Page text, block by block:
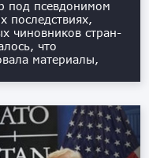
под псевдонимом
последствиях,
чиновников стран-
что
материалы,